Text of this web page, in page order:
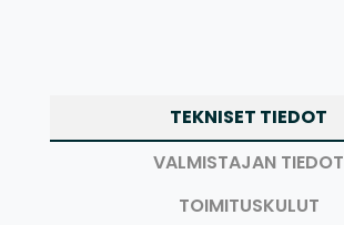
TEKNISET TIEDOT
VALMISTAJAN TIEDOT
TOIMITUSKULUT